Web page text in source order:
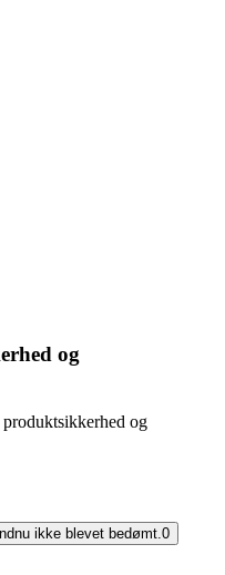
og
og
ikke blevet bedømt. 0